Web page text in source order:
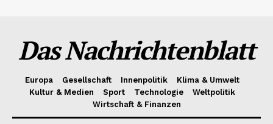
Das Nachrichtenblatt
Europa Gesellschaft Innenpolitik
Klima & Umwelt
Kultur & Medien
Sport Technologie
Weltpolitik
Wirtschaft & Finanzen